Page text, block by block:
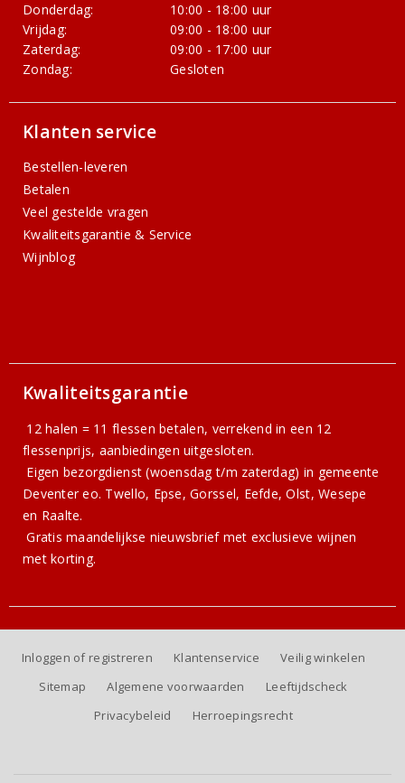
Donderdag:
10:00 - 18:00 uur
Vrijdag:
09:00 - 18:00 uur
Zaterdag:
09:00 - 17:00 uur
Zondag:
Gesloten
Klanten service
Bestellen-leveren
Betalen
Veel gestelde vragen
Kwaliteitsgarantie & Service
Wijnblog
Kwaliteitsgarantie
12 halen = 11 flessen betalen, verrekend in een 12
flessenprijs, aanbiedingen uitgesloten.
Eigen bezorgdienst (woensdag t/m zaterdag) in gemeente
Deventer eo. Twello, Epse, Gorssel, Eefde, Olst, Wesepe
en Raalte.
Gratismaandelijkse nieuwsbriefmet exclusieve wijnen
met korting.
Inloggen of registreren Klantenservice
Veilig winkelen
Sitemap
Algemene voorwaarden
Leeftijdscheck
Privacybeleid
Herroepingsrecht